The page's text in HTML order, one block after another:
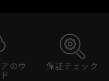
のウ
保証チェック